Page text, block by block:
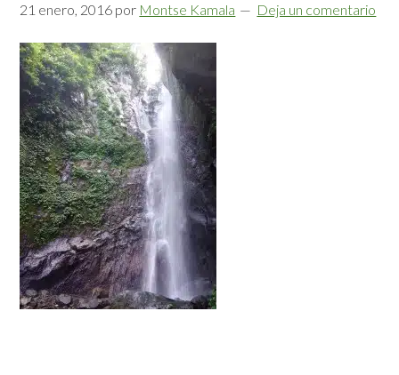
21 enero, 2016 por Montse Kamala Deja un comentario